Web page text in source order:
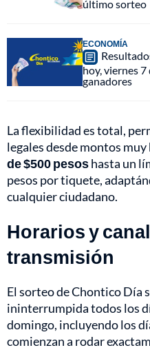
último sorteo
ECONOMÍA
hoy, viernes
ganadores
La flexibilidad es total,
legales desde montos
de $500 pesoshasta un
pesos por tiquete,
cualquier ciudadano.
Horarios y
transmisión
El sorteo de Chontico Día
ininterrumpida todos los
domingo, incluyendo los
comienzan a rodar